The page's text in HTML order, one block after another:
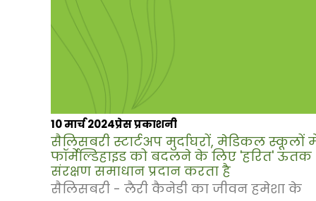
10 मार्च 2024प्रेस प्रकाशनी
सैलिसबरी स्टार्टअप मुर्दाघरों, मेडिकल स्कूलों
फॉर्मेल्डिहाइड को बदलने के लिए 'हरित' ऊतक
संरक्षण समाधान प्रदान करता है
सैलिसबरी - लैरी कैनेडी का जीवन हमेशा के